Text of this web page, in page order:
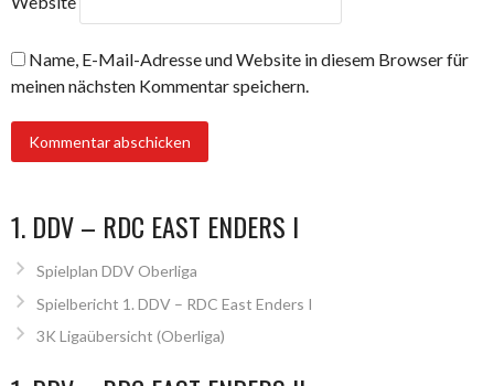
Name, E-Mail-Adresse und Website in diesem Browser für
meinen nächsten Kommentar speichern.
1. DDV – RDC EAST ENDERS I
Spielplan DDV Oberliga
Spielbericht 1. DDV – RDC East Enders I
3K Ligaübersicht (Oberliga)